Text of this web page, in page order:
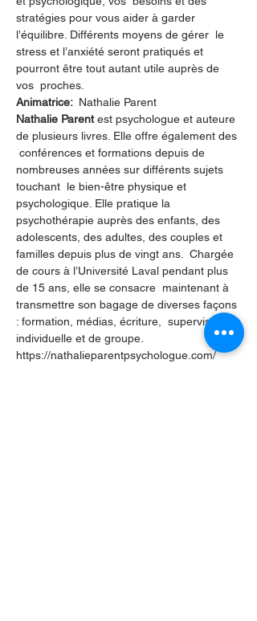
stratégies pour vous aider à garder
l’équilibre. Différents moyens de gérer  le
stress et l’anxiété seront pratiqués et
pourront être tout autant utile auprès de
vos  proches.
Animatrice: Nathalie Parent
Nathalie Parent est psychologue et auteure
de plusieurs livres. Elle offre également des
conférences et formations depuis de
nombreuses années sur différents sujets
touchant  le bien-être physique et
psychologique. Elle pratique la
psychothérapie auprès des enfants, des
adolescents, des adultes, des couples et
familles depuis plus de vingt ans.  Chargée
de cours à l’Université Laval pendant plus
de 15 ans, elle se consacre  maintenant à
transmettre son bagage de diverses façons
: formation, médias, écriture,  supervision
individuelle et de groupe.
https://nathalieparentpsychologue.com/